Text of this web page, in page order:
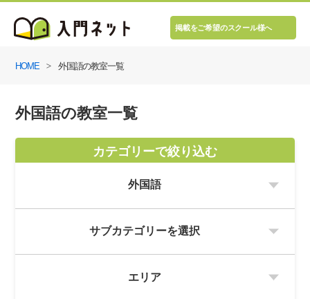
掲載をご希望のスクール様へ
HOME 外国語の教室一覧
外国語の教室一覧
カテゴリーで絞り込む